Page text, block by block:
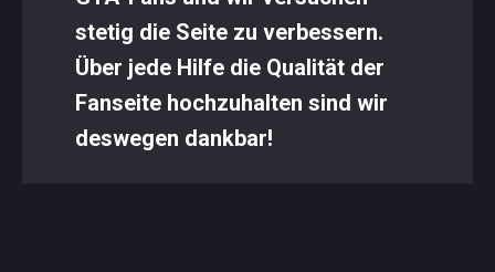
stetig die Seite zu verbessern.
Über jede Hilfe die Qualität der
Fanseite hochzuhalten sind wir
deswegen dankbar!